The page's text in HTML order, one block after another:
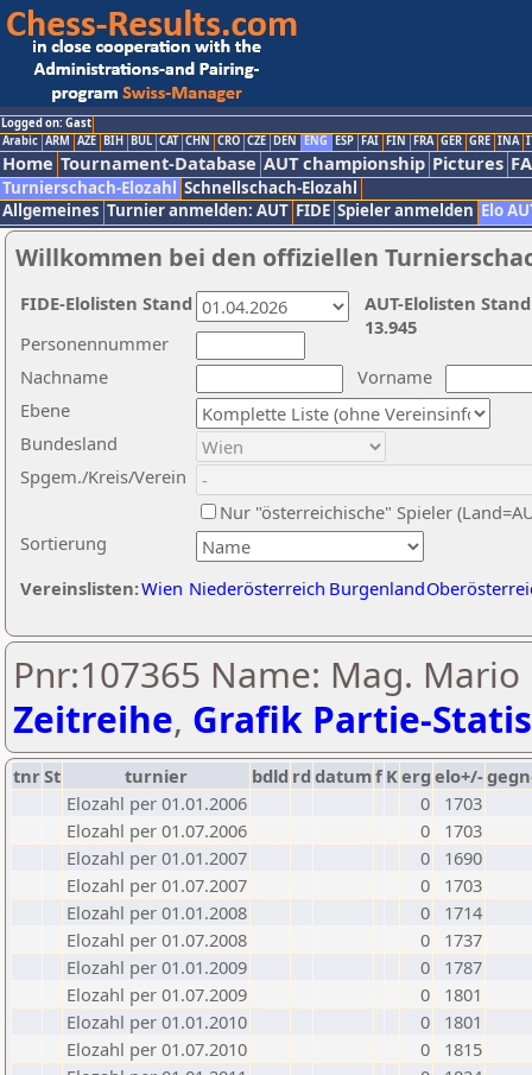
Logged on: Gast
Arabic ARM AZE BIH BUL CAT CHN CRO CZE DEN ENG ESP FAI FIN FRA GER GRE INA
Home Tournament-Database AUT championship Pictures
Turnierschach-Elozahl Schnellschach-Elozahl
Allgemeines Turnier anmelden: AUT FIDE Spieler anmelden Elo
Willkommen bei den offiziellen
Nachname
Vorname
Ebene
Sortierung
Personennummer
Bundesland
Spgem./Kreis/Verein
Nur "österreichische" Spieler
Vereinslisten:Wien Niederösterreich Burgenland
AUT-Elolisten
13.945
FIDE-Elolisten Stand
Pnr:107365 Name: Mag. Mario
Zeitreihe, Grafik Partie-
tnrSt turnier bdld rd datumf Kerg elo+/-
Elozahl per 01.01.2006
0
1703
Elozahl per 01.07.2006
0
1703
Elozahl per 01.01.2007
0
1690
Elozahl per 01.07.2007
0
1703
Elozahl per 01.01.2008
0
1714
Elozahl per 01.07.2008
0
1737
Elozahl per 01.01.2009
0
1787
Elozahl per 01.07.2009
0
1801
Elozahl per 01.01.2010
0
1801
Elozahl per 01.07.2010
0
1815